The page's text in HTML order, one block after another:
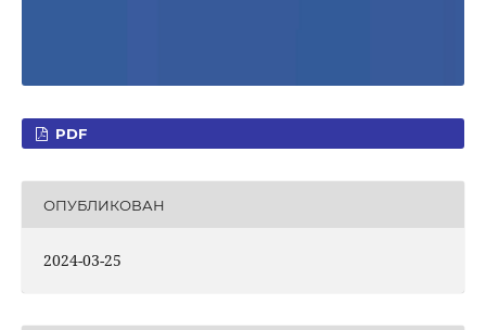
PDF
ОПУБЛИКОВАН
2024-03-25